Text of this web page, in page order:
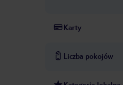
Karty
Liczba pokojów